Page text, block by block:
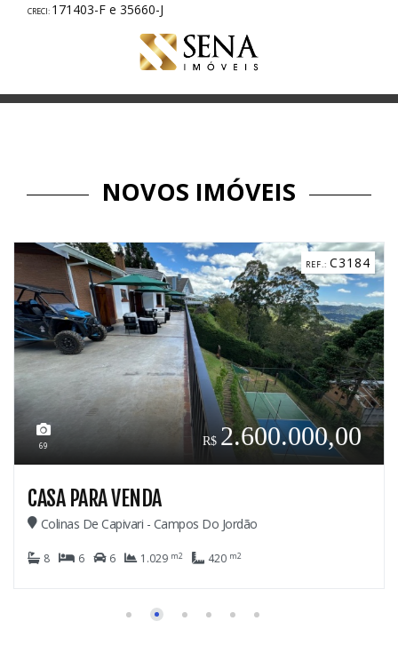
171403-F e 35660-J
NOVOS IMÓVEIS
C3184
2.600.000,00
69
CASA PARA VENDA
Colinas De Capivari - Campos Do Jordão
8 6 6 1.029 m2 420 m2